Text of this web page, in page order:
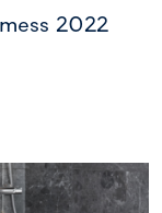
2022